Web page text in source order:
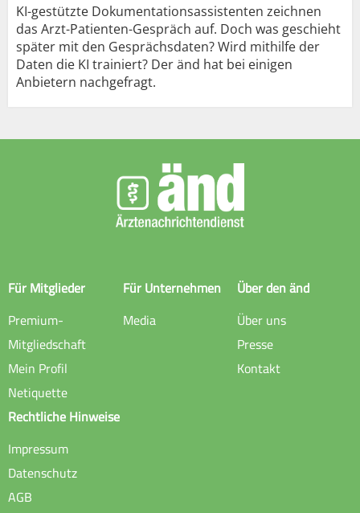
KI-gestützte Dokumentationsassistenten zeichnen
das Arzt-Patienten-Gespräch auf. Doch was geschieht
später mit den Gesprächsdaten? Wird mithilfe der
Daten die KI trainiert? Der änd hat bei einigen
Anbietern nachgefragt.
Für Mitglieder
Premium-
Mitgliedschaft
Mein Profil
Netiquette
Für Unternehmen
Media
Über den änd
Über uns
Presse
Kontakt
Rechtliche Hinweise
Impressum
Datenschutz
AGB